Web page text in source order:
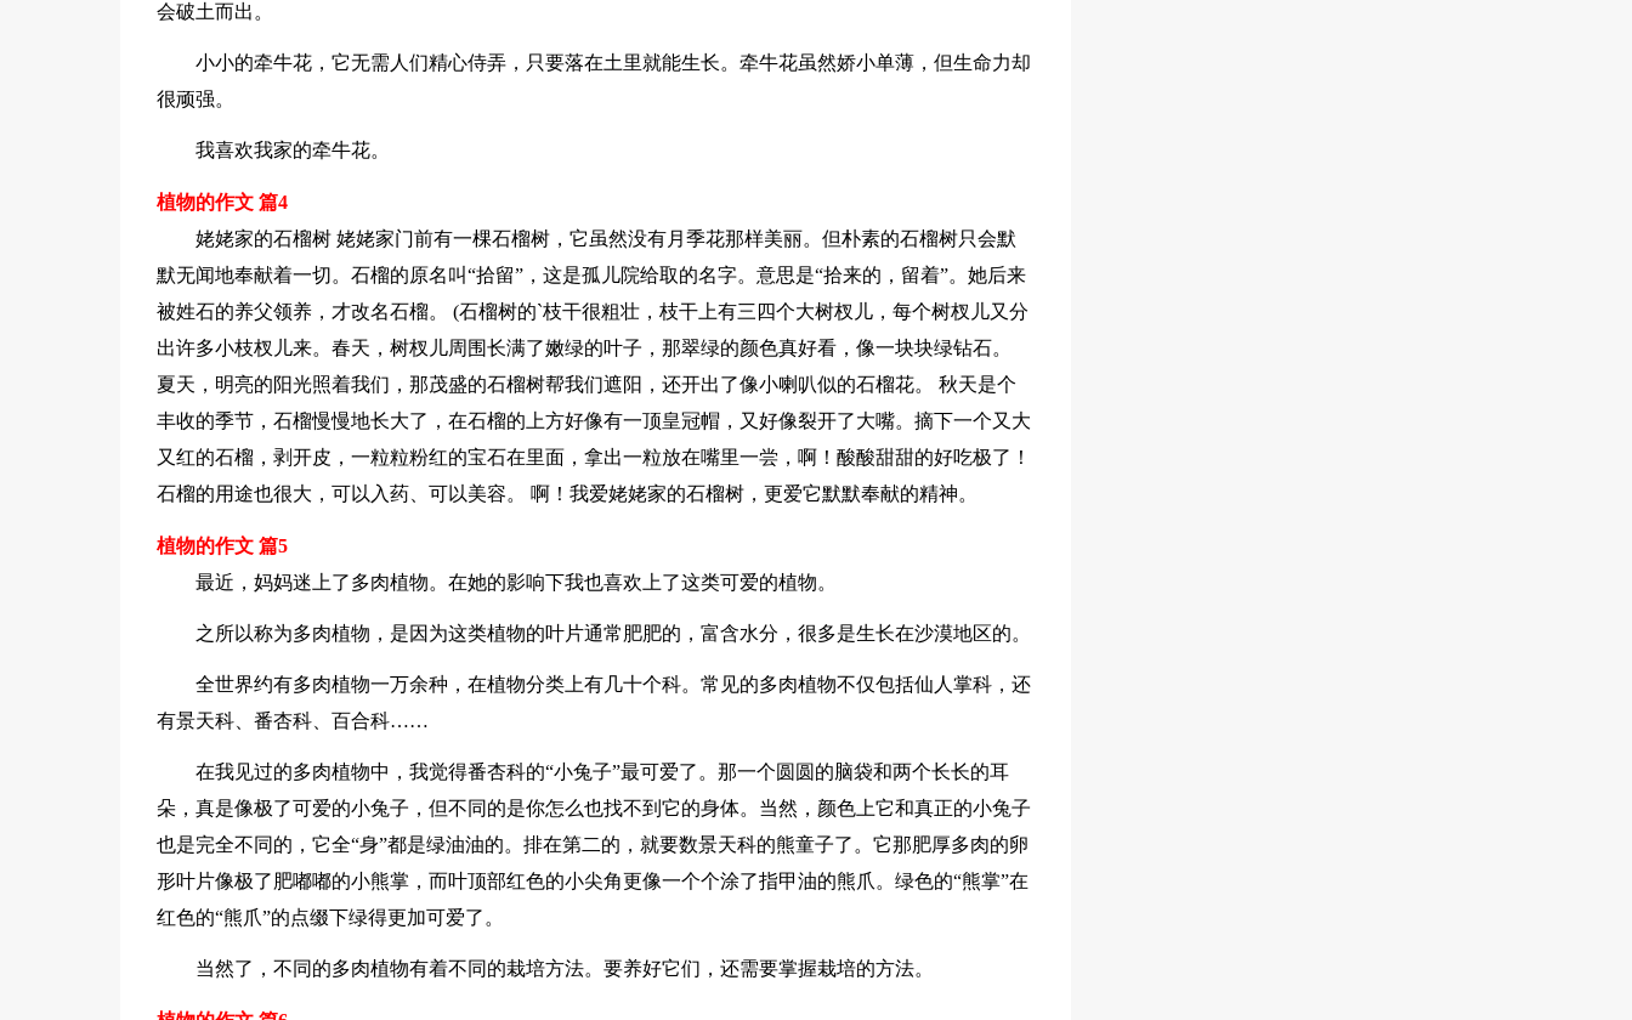
会破土而出。
小小的牵牛花，它无需人们精心侍弄，只要落在土里就能生长。牵牛花虽然娇小单薄，但生命力却
很顽强。
我喜欢我家的牵牛花。
植物的作文 篇4
姥姥家的石榴树 姥姥家门前有一棵石榴树，它虽然没有月季花那样美丽。但朴素的石榴树只会默
默无闻地奉献着一切。石榴的原名叫“拾留”，这是孤儿院给取的名字。意思是“拾来的，留着”。她后来
被姓石的养父领养，才改名石榴。 (石榴树的`枝干很粗壮，枝干上有三四个大树杈儿，每个树杈儿又分
出许多小枝杈儿来。春天，树杈儿周围长满了嫩绿的叶子，那翠绿的颜色真好看，像一块块绿钻石。
夏天，明亮的阳光照着我们，那茂盛的石榴树帮我们遮阳，还开出了像小喇叭似的石榴花。 秋天是个
丰收的季节，石榴慢慢地长大了，在石榴的上方好像有一顶皇冠帽，又好像裂开了大嘴。摘下一个又大
又红的石榴，剥开皮，一粒粒粉红的宝石在里面，拿出一粒放在嘴里一尝，啊！酸酸甜甜的好吃极了！
石榴的用途也很大，可以入药、可以美容。 啊！我爱姥姥家的石榴树，更爱它默默奉献的精神。
植物的作文 篇5
最近，妈妈迷上了多肉植物。在她的影响下我也喜欢上了这类可爱的植物。
之所以称为多肉植物，是因为这类植物的叶片通常肥肥的，富含水分，很多是生长在沙漠地区的。
全世界约有多肉植物一万余种，在植物分类上有几十个科。常见的多肉植物不仅包括仙人掌科，还
有景天科、番杏科、百合科……
在我见过的多肉植物中，我觉得番杏科的“小兔子”最可爱了。那一个圆圆的脑袋和两个长长的耳
朵，真是像极了可爱的小兔子，但不同的是你怎么也找不到它的身体。当然，颜色上它和真正的小兔子
也是完全不同的，它全“身”都是绿油油的。排在第二的，就要数景天科的熊童子了。它那肥厚多肉的卵
形叶片像极了肥嘟嘟的小熊掌，而叶顶部红色的小尖角更像一个个涂了指甲油的熊爪。绿色的“熊掌”在
红色的“熊爪”的点缀下绿得更加可爱了。
当然了，不同的多肉植物有着不同的栽培方法。要养好它们，还需要掌握栽培的方法。